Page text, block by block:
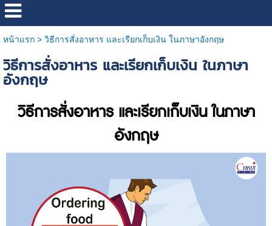
หน้าแรก> วิธีการสั่งอาหาร และเรียกเก็บเงิน ในภาษาอังกฤษ
วิธีการสั่งอาหาร และเรียกเก็บเงิน ในภาษา
อังกฤษ
วิธีการสั่งอาหาร และเรียกเก็บเงิน ในภาษา
อังกฤษ